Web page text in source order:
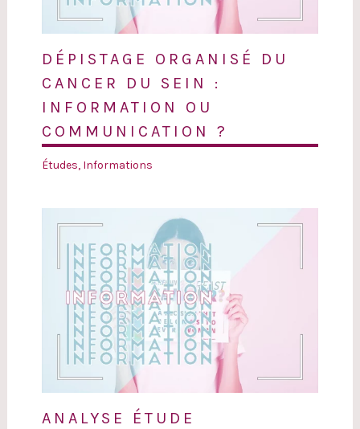
DÉPISTAGE ORGANISÉ DU
CANCER DU SEIN :
INFORMATION OU
COMMUNICATION ?
Études, Informations
ANALYSE ÉTUDE